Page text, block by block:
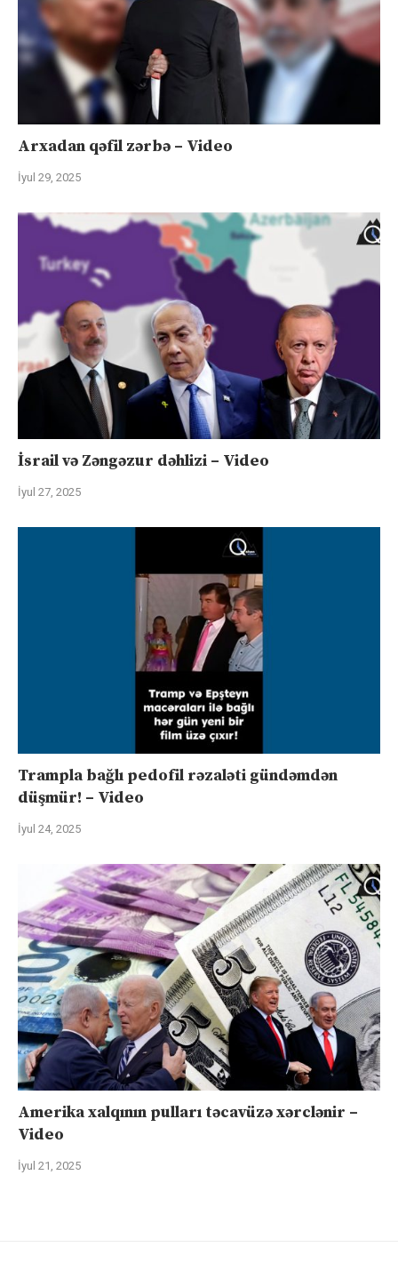
Arxadan qəfil zərbə – Video
İyul 29, 2025
İsrail və Zəngəzur dəhlizi – Video
İyul 27, 2025
Trampla bağlı pedofil rəzaləti gündəmdən
düşmür! – Video
İyul 24, 2025
Amerika xalqının pulları təcavüzə xərclənir –
Video
İyul 21, 2025